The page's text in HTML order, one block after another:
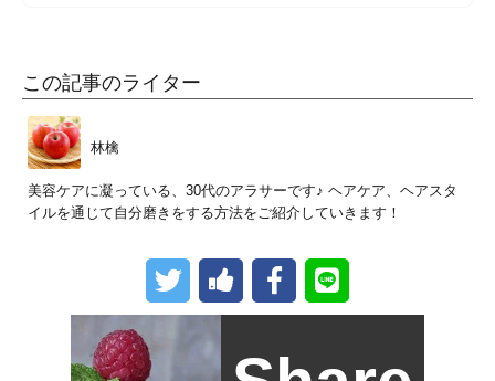
この記事のライター
林檎
美容ケアに凝っている、30代のアラサーです♪ ヘアケア、ヘアスタ
イルを通じて自分磨きをする方法をご紹介していきます！